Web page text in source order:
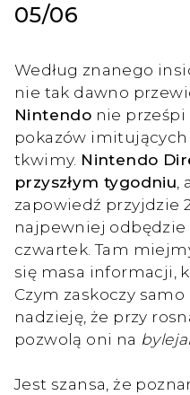
ZALOGUJ
05/06
Według znanego
nie tak dawno
Nintendo nie
pokazów
tkwimy. Nintendo
przyszłym tygodniu
zapowiedź przyjdzie
najpewniej odbędzie
czwartek. Tam
się masa informacji,
Czym zaskoczy
nadzieję, że przy
pozwolą oni na
Jest szansa, że